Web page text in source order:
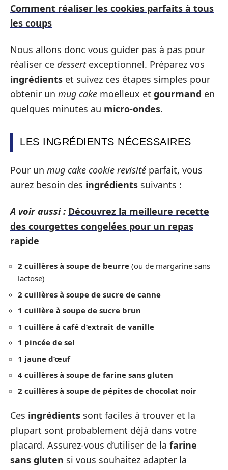
Comment réaliser les cookies parfaits à tous
les coups
Nous allons donc vous guider pas à pas pour
réaliser ce dessertexceptionnel. Préparez vos
ingrédients et suivez ces étapes simples pour
obtenir un mug cake moelleux et gourmand en
quelques minutes au micro-ondes.
LES INGRÉDIENTS NÉCESSAIRES
Pour un mug cake cookie revisité parfait, vous
aurez besoin des ingrédients suivants :
A voir aussi : Découvrez la meilleure recette
des courgettes congelées pour un repas
rapide
2 cuillères à soupe de beurre (ou de margarine sans
lactose)
2 cuillères à soupe de sucre de canne
1 cuillère à soupe de sucre brun
1 cuillère à café d’extrait de vanille
1 pincée de sel
1 jaune d’œuf
4 cuillères à soupe de farine sans gluten
2 cuillères à soupe de pépites de chocolat noir
Ces ingrédients sont faciles à trouver et la
plupart sont probablement déjà dans votre
placard. Assurez-vous d’utiliser de la farine
sans gluten si vous souhaitez adapter la